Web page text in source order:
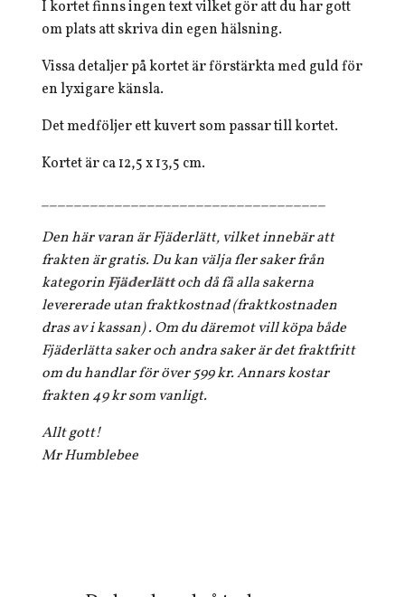
I kortet finns ingen text vilket gör att du har gott
om plats att skriva din egen hälsning.
Vissa detaljer på kortet är förstärkta med guld för
en lyxigare känsla.
Det medföljer ett kuvert som passar till kortet.
Kortet är ca 12,5 x 13,5 cm.
___________________________________
Den här varan är Fjäderlätt, vilket innebär att
frakten är gratis. Du kan välja fler saker från
kategorinFjäderlättoch då få alla sakerna
levererade utan fraktkostnad (fraktkostnaden
dras av i kassan) . Om du däremot vill köpa både
Fjäderlätta saker och andra saker är det fraktfritt
om du handlar för över 599 kr. Annars kostar
frakten 49 kr som vanligt.
Allt gott!
Mr Humblebee